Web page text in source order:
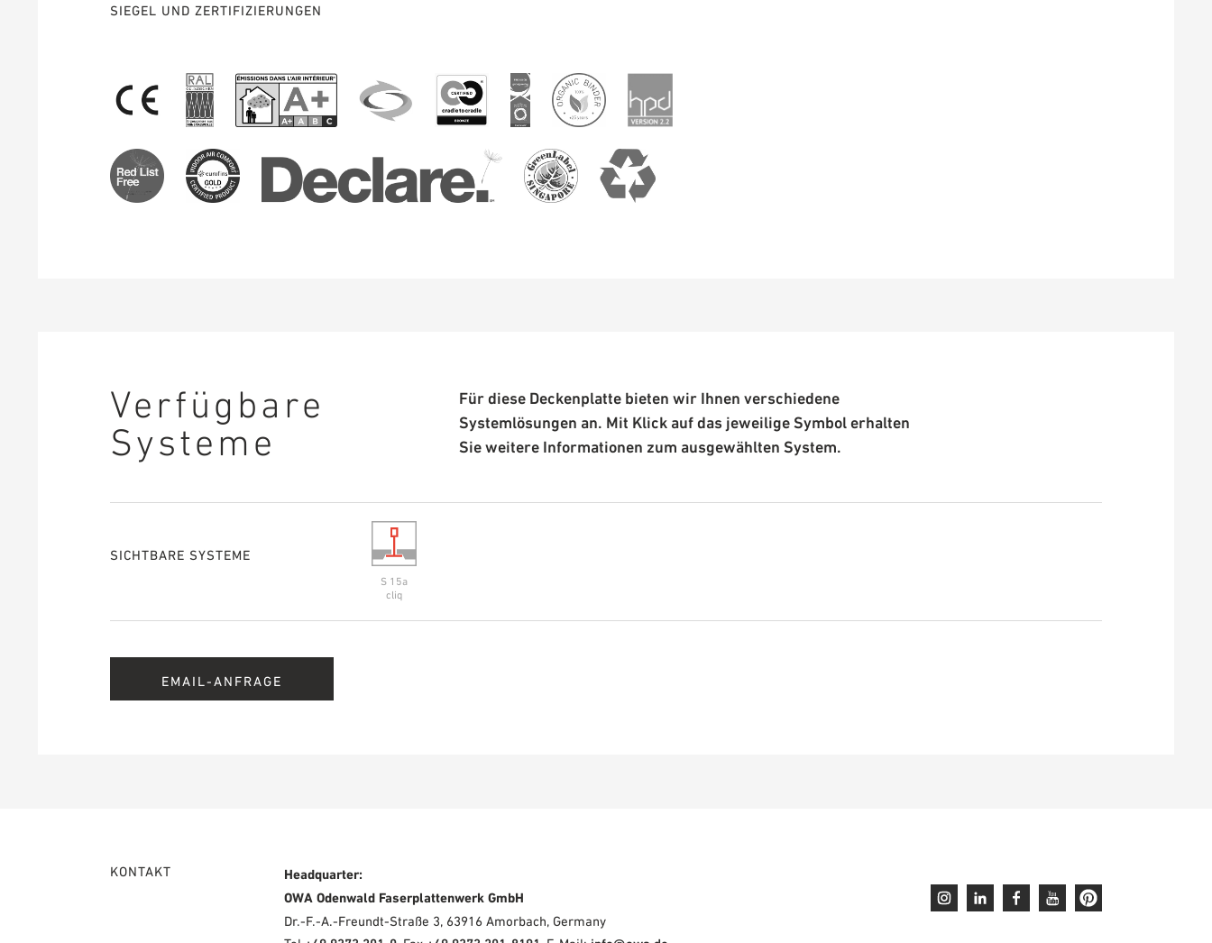
SIEGEL UND ZERTIFIZIERUNGEN
Verfügbare
Systeme
Für diese Deckenplatte bieten wir Ihnen verschiedene
Systemlösungen an. Mit Klick auf das jeweilige Symbol erhalten
Sie weitere Informationen zum ausgewählten System.
SICHTBARE SYSTEME
S 15a
cliq
EMAIL-ANFRAGE
KONTAKT
Headquarter:
OWA Odenwald Faserplattenwerk GmbH
Dr.-F.-A.-Freundt-Straße 3, 63916 Amorbach, Germany